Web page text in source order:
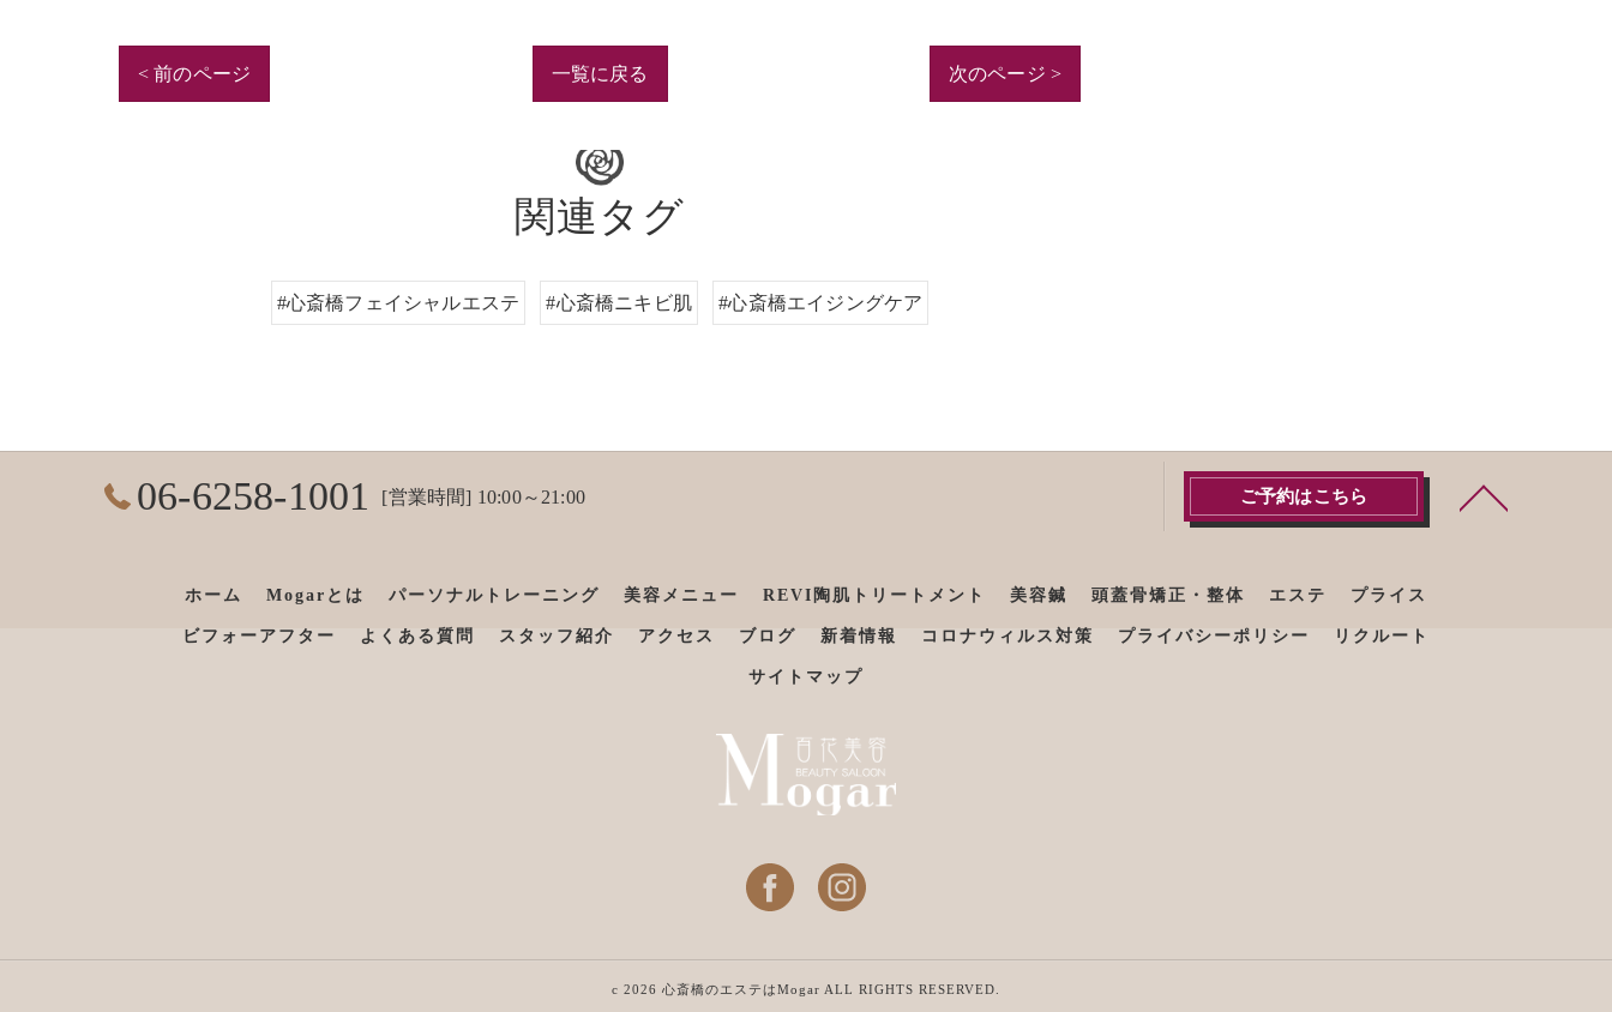
< 前のページ 一覧に戻る 次のページ >
関連タグ
#心斎橋フェイシャルエステ #心斎橋ニキビ肌 #心斎橋エイジングケア
06-6258-1001 [営業時間] 10:00～21:00 ご予約はこちら
ホーム Mogarとは パーソナルトレーニング 美容メニュー REVI陶肌トリートメント 美容鍼 頭蓋骨矯正・整体 エステ プライス
ビフォーアフター よくある質問 スタッフ紹介 アクセス ブログ 新着情報 コロナウィルス対策 プライバシーポリシー リクルート
サイトマップ
c 2026 心斎橋のエステはMogar ALL RIGHTS RESERVED.